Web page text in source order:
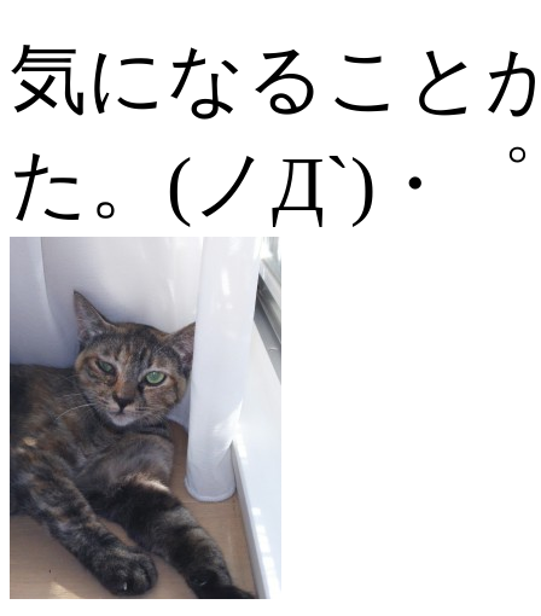
気になること
た。(ノД`)・